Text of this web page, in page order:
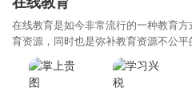
在线教育是如今非常流行的一种教育
育资源，同时也是弥补教育资源不公